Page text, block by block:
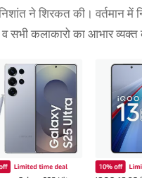
ने शिरकत की। वर्तमान में
सभी कलाकारो का आभार